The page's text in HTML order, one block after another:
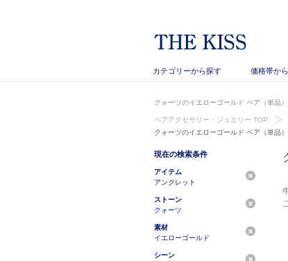
カテゴリーから探す 価格帯か
クォーツのイエローゴールド ペア（単品
ペアアクセサリー・ジュエリー TOP
クォーツのイエローゴールド ペア（単品
現在の検索条件
アイテム
アンクレット
ストーン
クォーツ
素材
イエローゴールド
シーン